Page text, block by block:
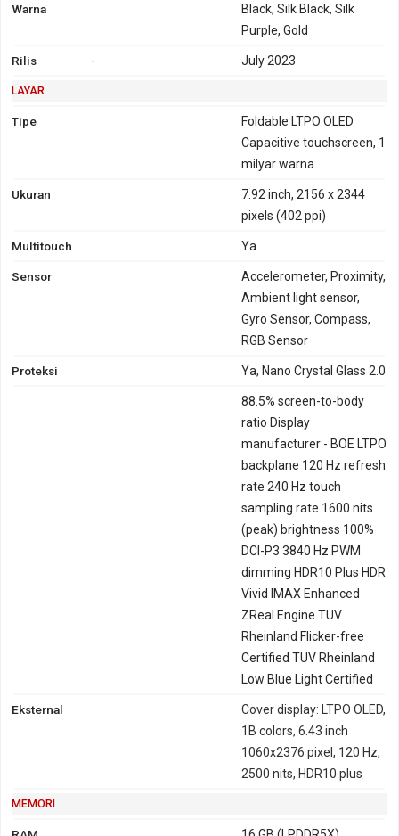
Warna
Black, Silk Black, Silk
Purple, Gold
Rilis - July 2023
LAYAR
Tipe
Foldable LTPO OLED
Capacitive touchscreen, 1
milyar warna
Ukuran
7.92 inch, 2156 x 2344
pixels (402 ppi)
Multitouch Ya
Sensor
Accelerometer, Proximity,
Ambient light sensor,
Gyro Sensor, Compass,
RGB Sensor
Proteksi Ya, Nano Crystal Glass 2.0
88.5% screen-to-body
ratio Display
manufacturer - BOE LTPO
backplane 120 Hz refresh
rate 240 Hz touch
sampling rate 1600 nits
(peak) brightness 100%
DCI-P3 3840 Hz PWM
dimming HDR10 Plus HDR
Vivid IMAX Enhanced
ZReal Engine TUV
Rheinland Flicker-free
Certified TUV Rheinland
Low Blue Light Certified
Eksternal
Cover display: LTPO OLED,
1B colors, 6.43 inch
1060x2376 pixel, 120 Hz,
2500 nits, HDR10 plus
MEMORI